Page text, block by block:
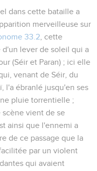
dans cette bataille a
merveilleuse sur
33.2 , cette
lever de soleil qui a
(Séir et Paran) ; ici elle
venant de Séir, du
l'a ébranlé jusqu'en ses
pluie torrentielle ;
scène vient de se
ainsi que l'ennemi a
de ce passage que la
par un violent
qui avaient